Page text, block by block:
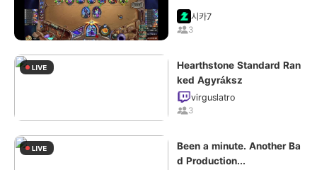
시카7
3
Hearthstone Standard Ran
ked Agyráksz
virguslatro
3
Been a minute. Another Ba
d Production...